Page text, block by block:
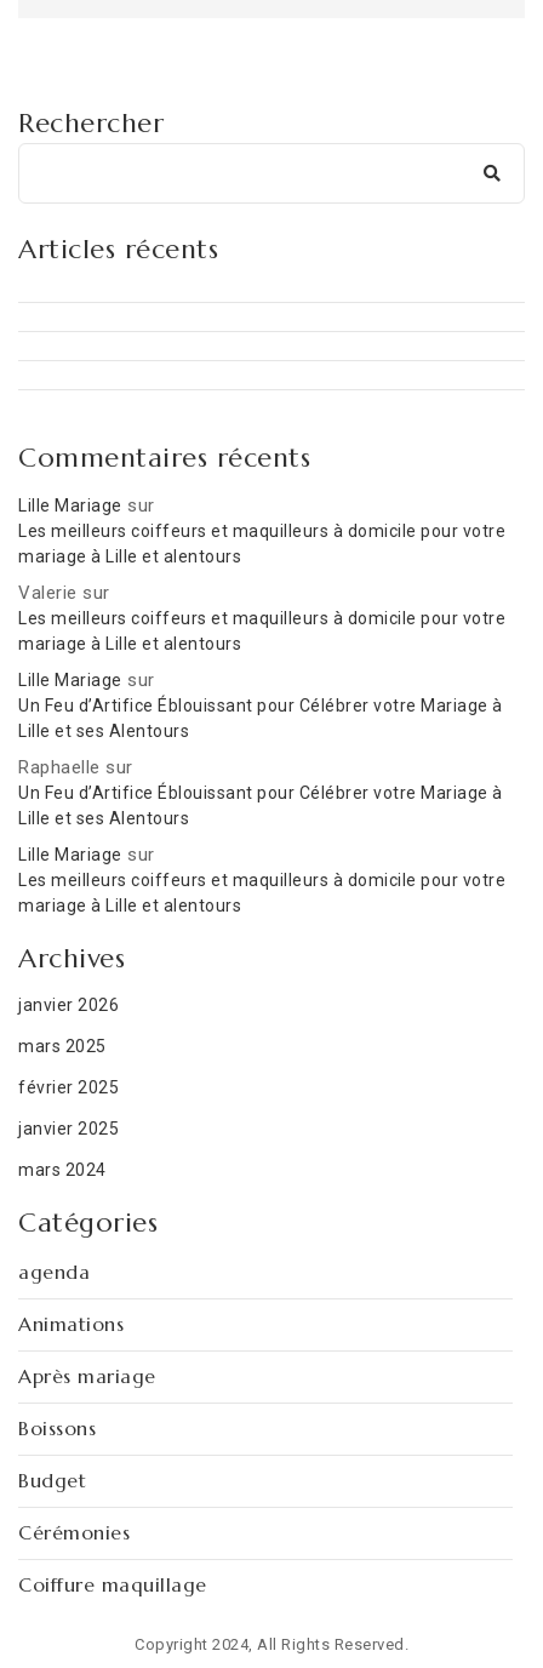
Rechercher
Articles récents
Commentaires récents
Lille Mariage sur
Les meilleurs coiffeurs et maquilleurs à domicile pour votre
mariage à Lille et alentours
Valerie sur
Les meilleurs coiffeurs et maquilleurs à domicile pour votre
mariage à Lille et alentours
Lille Mariage sur
Un Feu d’Artifice Éblouissant pour Célébrer votre Mariage à
Lille et ses Alentours
Raphaelle sur
Un Feu d’Artifice Éblouissant pour Célébrer votre Mariage à
Lille et ses Alentours
Lille Mariage sur
Les meilleurs coiffeurs et maquilleurs à domicile pour votre
mariage à Lille et alentours
Archives
janvier 2026
mars 2025
février 2025
janvier 2025
mars 2024
Catégories
agenda
Animations
Après mariage
Boissons
Budget
Cérémonies
Coiffure maquillage
Copyright 2024, All Rights Reserved.